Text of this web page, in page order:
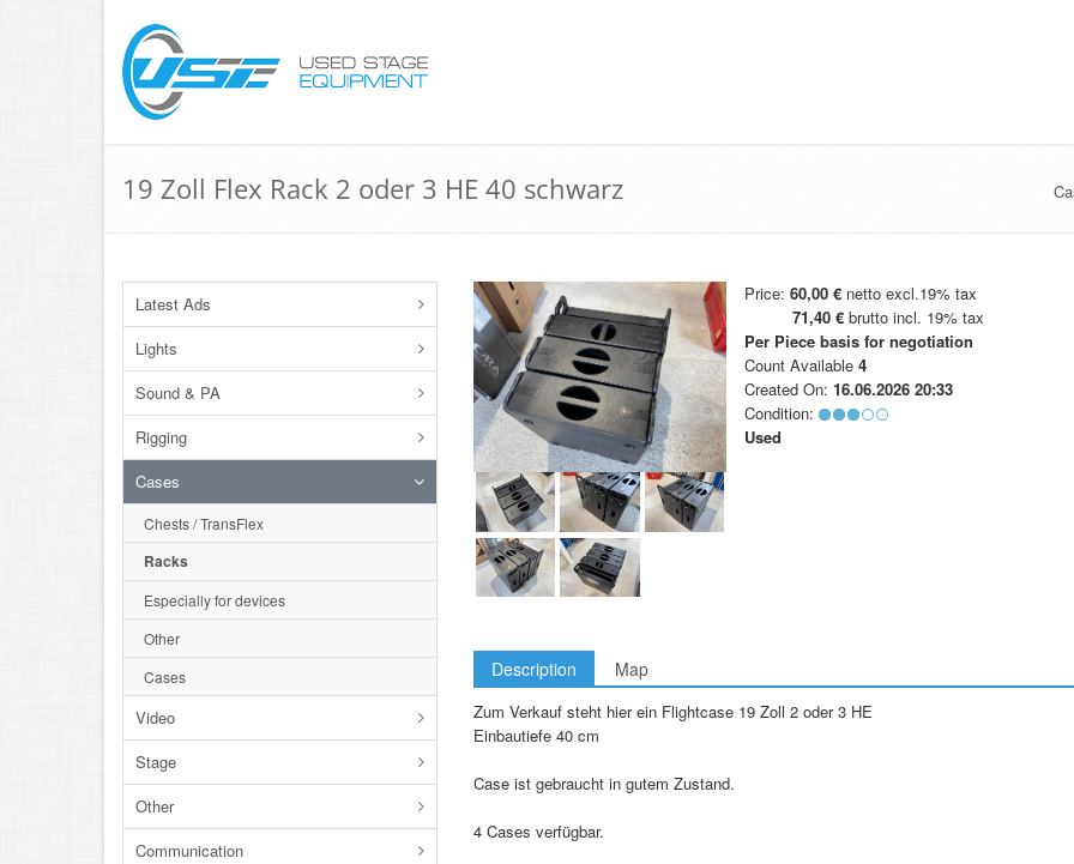
19 Zoll Flex Rack 2 oder 3 HE 40 schwarz
Latest Ads
Lights
Sound & PA
Rigging
Cases
Chests / TransFlex
Racks
Especially for devices
Other
Cases
Video
Stage
Other
Communication
Price:60,00 € netto excl.19% tax
71,40 € brutto incl. 19% tax
Per Piece basis for negotiation
Count Available4
Created On:16.06.2026 20:33
Condition:
Used
Description Map
Zum Verkauf steht hier ein Flightcase 19 Zoll 2 oder 3 HE
Einbautiefe 40 cm
Case ist gebraucht in gutem Zustand.
4 Cases verfügbar.